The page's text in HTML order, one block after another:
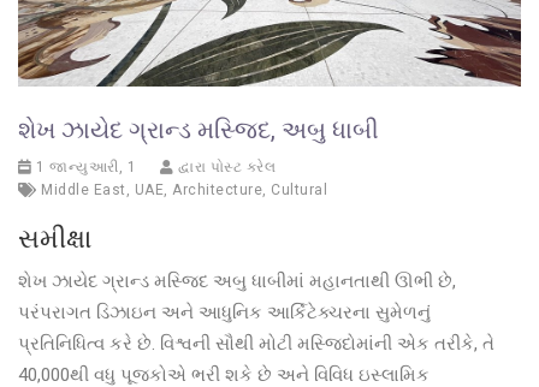
શેખ ઝાયેદ ગ્રાન્ડ મસ્જિદ, અબુ ધાબી
1 જાન્યુઆરી, 1
દ્વારા પોસ્ટ કરેલ
Middle East
UAE Architecture Cultural
સમીક્ષા
શેખ ઝાયેદ ગ્રાન્ડ મસ્જિદ અબુ ધાબીમાં મહાનતાથી ઊભી છે,
પરંપરાગત ડિઝાઇન અને આધુનિક આર્કિટેક્ચરના સુમેળનું
પ્રતિનિધિત્વ કરે છે. વિશ્વની સૌથી મોટી મસ્જિદોમાંની એક તરીકે, તે
40,000થી વધુ પૂજકોએ ભરી શકે છે અને વિવિધ ઇસ્લામિક